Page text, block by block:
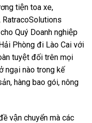
tiện toa xe,
RatracoSolutions
Quý Doanh nghiệp
Phòng đi Lào Cai với
tuyệt đối trên mọi
ngại nào trong kế
hàng bao gói, nông
vận chuyển mà các